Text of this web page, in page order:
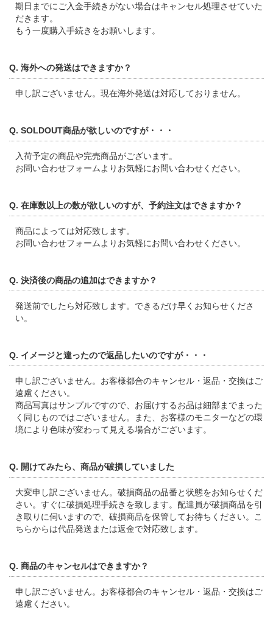
期日までにご入金手続きがない場合はキャンセル処理させていた
だきます。
もう一度購入手続きをお願いします。
Q. 海外への発送はできますか？
申し訳ございません。現在海外発送は対応しておりません。
Q. SOLDOUT商品が欲しいのですが・・・
入荷予定の商品や完売商品がございます。
お問い合わせフォームよりお気軽にお問い合わせください。
Q. 在庫数以上の数が欲しいのすが、予約注文はできますか？
商品によっては対応致します。
お問い合わせフォームよりお気軽にお問い合わせください。
Q. 決済後の商品の追加はできますか？
発送前でしたら対応致します。できるだけ早くお知らせくださ
い。
Q. イメージと違ったので返品したいのですが・・・
申し訳ございません。お客様都合のキャンセル・返品・交換はご
遠慮ください。
商品写真はサンプルですので、お届けするお品は細部までまった
く同じものではございません。また、お客様のモニターなどの環
境により色味が変わって見える場合がございます。
Q. 開けてみたら、商品が破損していました
大変申し訳ございません。破損商品の品番と状態をお知らせくだ
さい。すぐに破損処理手続きを致します。配達員が破損商品を引
き取りに伺いますので、破損商品を保管してお待ちください。こ
ちらからは代品発送または返金で対応致します。
Q. 商品のキャンセルはできますか？
申し訳ございません。お客様都合のキャンセル・返品・交換はご
遠慮ください。